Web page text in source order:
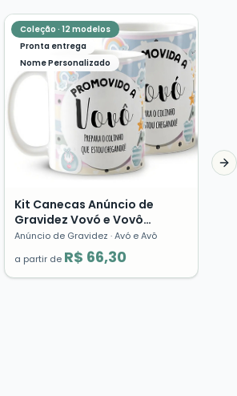
Coleção · 12 modelos
Pronta entrega
Nome Personalizado
Kit Canecas Anúncio de
Gravidez Vovó e Vovô
Presente Avós Surpresa 👶
Anúncio de Gravidez · Avó e Avô
a partir de R$ 66,30